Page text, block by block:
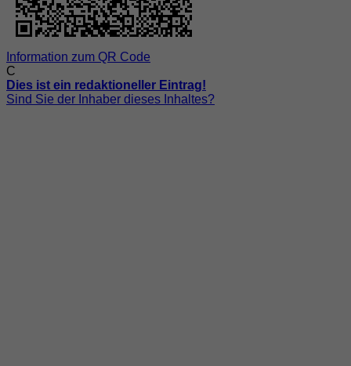
Information zum QR Code
C
Dies ist ein redaktioneller Eintrag!
Sind Sie der Inhaber dieses Inhaltes?